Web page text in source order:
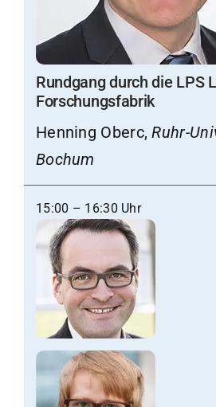
Rundgang durch die LPS
Forschungsfabrik
Henning Oberc,Ruhr-
Bochum
15:00 – 16:30 Uhr